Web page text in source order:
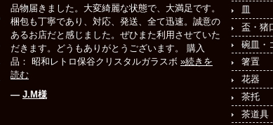
皿
盃・猪
碗皿・
箸置
花器
茶托
茶道具
品物届きました。大変綺麗な状態で、大満足です。
梱包も丁寧であり、対応、発送、全て迅速。誠意の
あるお店だと感じました。ぜひまた利用させていた
だきます。どうもありがとうございます。 購入
品： 昭和レトロ保谷クリスタルガラスボ »続きを
読む
― J.M様